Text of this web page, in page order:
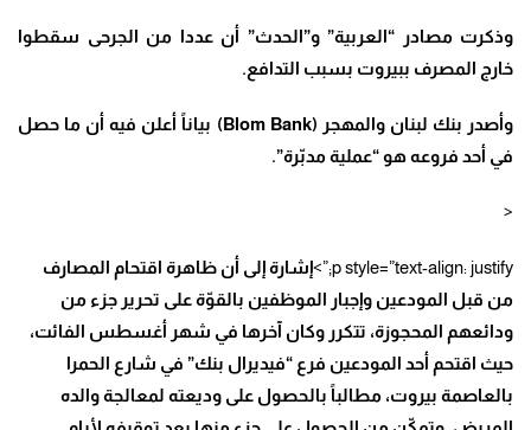
وذكرت مصادر “العربية” و”الحدث” أن عددا من الجرحى سقطوا
خارج المصرف ببيروت بسبب التدافع.
وأصدر بنك لبنان والمهجر (Blom Bank) بياناً أعلن فيه أن ما حصل
في أحد فروعه هو “عملية مدبّرة”.
<
p style=”text-align: justify;”>
إشارة إلى أن ظاهرة اقتحام المصارف
من قبل المودعين وإجبار الموظفين بالقوّة على تحرير جزء من
ودائعهم المحجوزة، تتكرر وكان آخرها في شهر أغسطس الفائت،
حيث اقتحم أحد المودعين فرع “فيديرال بنك” في شارع الحمرا
بالعاصمة بيروت، مطالباً بالحصول على وديعته لمعالجة والده